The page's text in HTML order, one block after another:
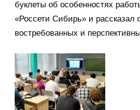
буклеты об особенностях
«Россети Сибирь» и рассказал
востребованных и